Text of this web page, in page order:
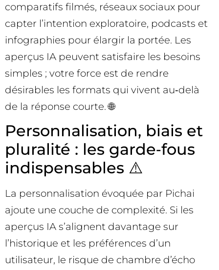
comparatifs filmés, réseaux sociaux pour
capter l’intention exploratoire, podcasts et
infographies pour élargir la portée. Les
aperçus IA peuvent satisfaire les besoins
simples ; votre force est de rendre
désirables les formats qui vivent au‑delà
de la réponse courte. 🌐
Personnalisation, biais et
pluralité : les garde‑fous
indispensables ⚠️
La personnalisation évoquée par Pichai
ajoute une couche de complexité. Si les
aperçus IA s’alignent davantage sur
l’historique et les préférences d’un
utilisateur, le risque de chambre d’écho